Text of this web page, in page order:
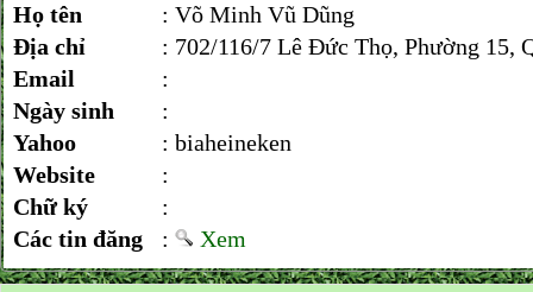
Họ tên
: Võ Minh Vũ Dũng
Địa chỉ
: 702/116/7 Lê Đức Thọ, Phường 15,
Email
:
Ngày sinh
:
Yahoo
: biaheineken
Website
:
Chữ ký
:
Các tin đăng
: Xem